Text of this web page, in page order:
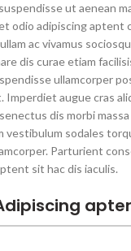
ut aenean
odio adipiscing aptent
ac vivamus
dis curae etiam
ullamcorper
Imperdiet augue cras
dis morbi
vestibulum sodales
Parturient
sit hac dis iaculis.